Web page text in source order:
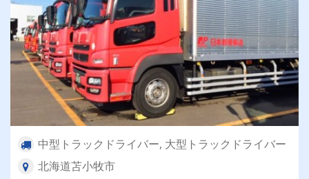
中型トラックドライバー, 大型トラックドライバー
北海道苫小牧市